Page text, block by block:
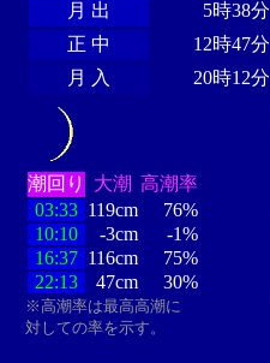
月 出
5時38分
正 中
12時47分
月 入
20時12分
潮回り 大潮 高潮率
03:33 119cm
76%
10:10
-3cm
-1%
16:37 116cm
75%
22:13
47cm 30%
※高潮率は最高高潮に
対しての率を示す。